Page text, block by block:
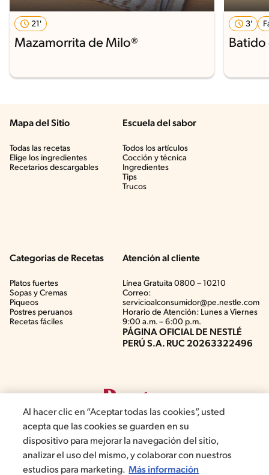
21'
Mazamorrita de Milo®
3'
Batido
Mapa del Sitio
Todas las recetas
Elige los ingredientes
Recetarios descargables
Escuela del sabor
Todos los artículos
Cocción y técnica
Ingredientes
Tips
Trucos
Categorias de Recetas
Platos fuertes
Sopas y Cremas
Piqueos
Postres peruanos
Recetas fáciles
Atención al cliente
Línea Gratuita 0800 – 10210
Correo:
servicioalconsumidor@pe.nestle.com
Horario de Atención: Lunes a Viernes
9:00 a.m. – 6:00 p.m.
PÁGINA OFICIAL DE NESTLÉ
PERÚ S.A. RUC 20263322496
©2019, Nestlé. Marcas registradas por Société del Produits Nestlé,
Al hacer clic en “Aceptar todas las cookies”, usted
acepta que las cookies se guarden en su
dispositivo para mejorar la navegación del sitio,
analizar el uso del mismo, y colaborar con nuestros
estudios para marketing. Más información